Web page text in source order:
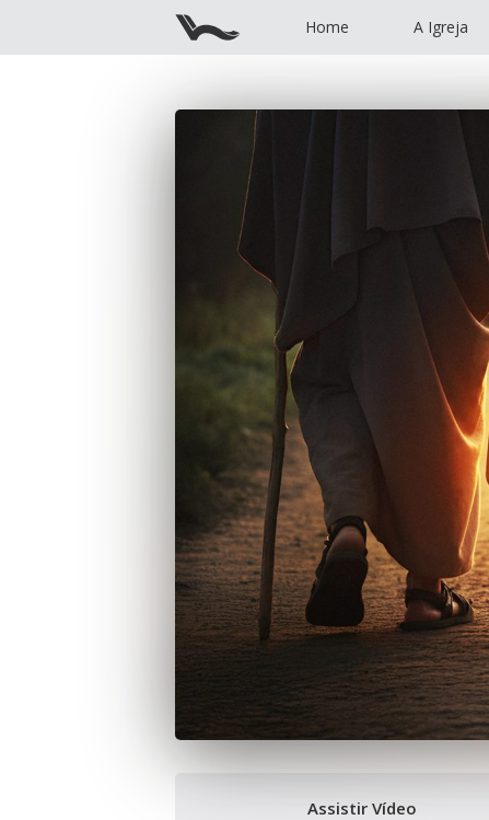
Home A Igreja
Assistir Vídeo